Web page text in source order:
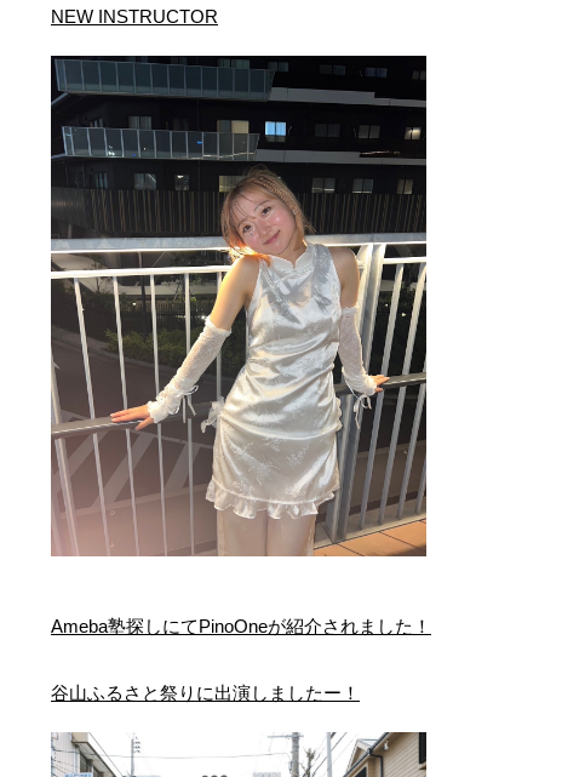
NEW INSTRUCTOR
Ameba塾探しにてPinoOneが紹介されました！
谷山ふるさと祭りに出演しましたー！